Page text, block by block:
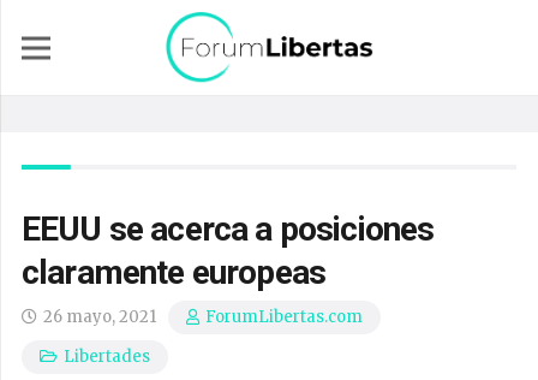
EEUU se acerca a posiciones
claramente europeas
26 mayo, 2021
ForumLibertas.com
Libertades